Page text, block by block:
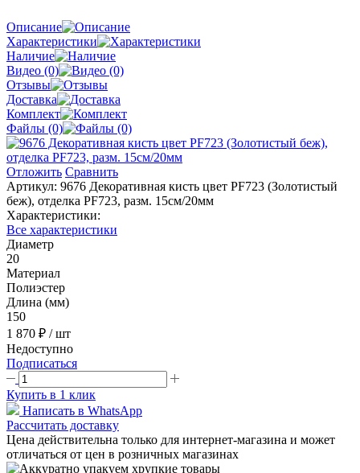
Описание
Характеристики
Наличие
Видео (0)
Отзывы
Доставка
Комплект
Файлы (0)
Отложить Сравнить
Артикул: 9676 Декоративная кисть цвет PF723 (Золотистый
беж), отделка PF723, разм. 15см/20мм
Характеристики:
Все характеристики
Диаметр
20
Материал
Полиэстер
Длина (мм)
150
1 870 ₽ / шт
Недоступно
Подписаться
Купить в 1 клик
Написать в WhatsApp
Рассчитать доставку
Цена действительна только для интернет-магазина и может
отличаться от цен в розничных магазинах